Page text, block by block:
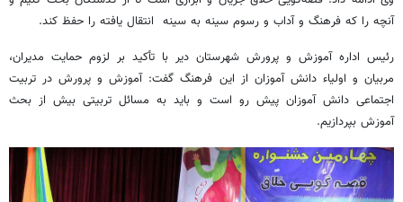
آنچه را که فرهنگ و آداب و رسوم سینه به سینه انتقال یافته را حفظ کند.
رئیس اداره آموزش و پرورش شهرستان دیر با تأکید بر لزوم حمایت مدیران،
مربیان و اولیاء دانش آموزان از این فرهنگ گفت: آموزش و پرورش در تربیت
اجتماعی دانش آموزان پیش رو است و باید به مسائل تربیتی بیش از بحث
آموزش بپردازیم.